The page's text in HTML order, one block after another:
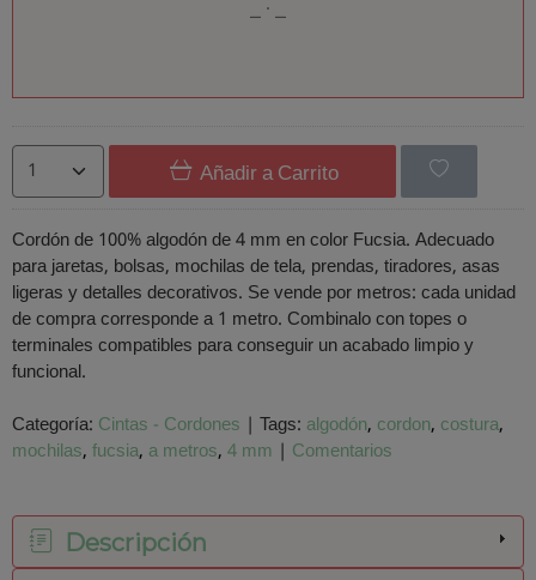
Añadir a Carrito
Cordón de 100% algodón de 4 mm en color Fucsia. Adecuado
para jaretas, bolsas, mochilas de tela, prendas, tiradores, asas
ligeras y detalles decorativos. Se vende por metros: cada unidad
de compra corresponde a 1 metro. Combinalo con topes o
terminales compatibles para conseguir un acabado limpio y
funcional.
Categoría: Cintas - Cordones | Tags: algodón cordon costura
mochilas fucsia a metros 4 mm | Comentarios
Descripción